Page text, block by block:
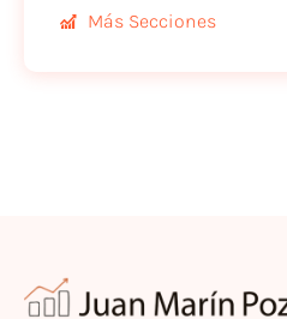
Más Secciones